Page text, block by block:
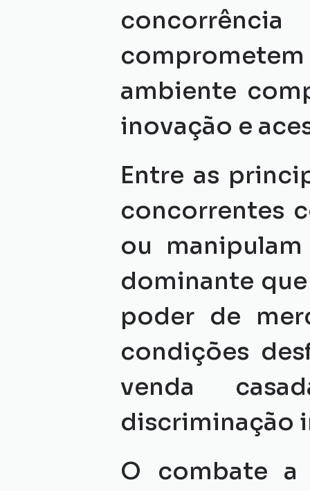
ambiente
inovação e
Entre as
concorrentes
ou
dominante
poder de
condições
venda
discriminação
O combate a